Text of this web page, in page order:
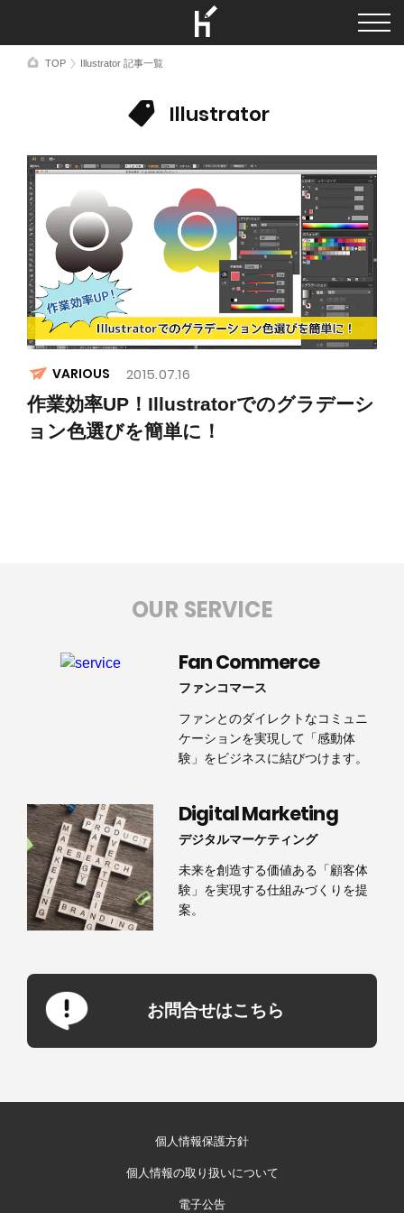
Illustrator
TOP Illustrator 記事一覧
VARIOUS 2015.07.16
作業効率UP！Illustratorでのグラデーシ
ョン色選びを簡単に！
OUR SERVICE
Fan Commerce
ファンコマース
ファンとのダイレクトなコミュニ
ケーションを実現して「感動体
験」をビジネスに結びつけます。
Digital Marketing
デジタルマーケティング
未来を創造する価値ある「顧客体
験」を実現する仕組みづくりを提
案。
お問合せはこちら
個人情報保護方針
個人情報の取り扱いについて
電子公告